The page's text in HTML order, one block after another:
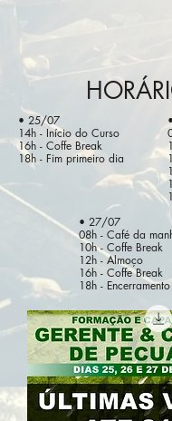
• 25/07
14h - Início do Curso
16h - Coffe Break
18h - Fim primeiro dia
• 27/07
08h - Café da
10h - Coffe Break
12h - Almoço
16h - Coffe Break
18h - Encerramento